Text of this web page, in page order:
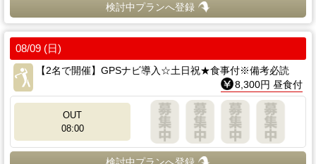
検討中プランへ登録
08/09 (日)
【2名で開催】GPSナビ導入☆土日祝★食事付※備考必読
8,300円 昼食付
OUT
08:00
検討中プランへ登録